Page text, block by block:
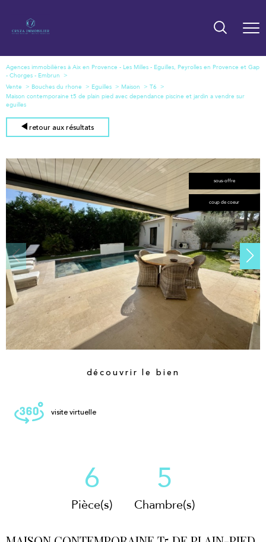
Agences immobilières à Aix en Provence - Les Milles - Eguilles, Peyrolles en Provence et Gap
- Chorges - Embrun
Vente
Bouches du rhone Eguilles Maison
T6
Maison contemporaine t5 de plain pied avec dependance piscine et jardin a vendre sur
eguilles
retour aux résultats
sous-offre
coup de coeur
découvrir le bien
visite virtuelle
6
Pièce(s)
5
Chambre(s)